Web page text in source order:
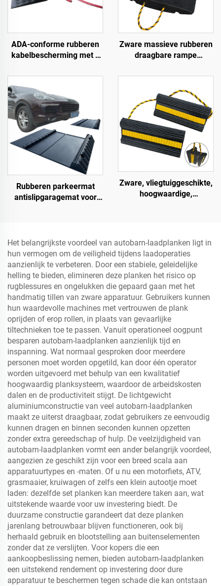
ADA-conforme rubberen
kabelbescherming met 5
rolstoeltoegankelijke
oprijplaat voor binnen- en
buitengebruik bij
evenementen
Zware massieve rubberen
draagbare rampe
toegangsweg product voor
betere toegang tot wegen
Rubberen parkeermat
antislipgaragemat voor
Zware, vliegtuiggeschikte,
hoogwaardige,
vliegtuigen, vrachtwagens,
camperwagens AWC01
Het belangrijkste voordeel van autobarn-laadplanken ligt in
hun vermogen om de veiligheid tijdens laadoperaties
aanzienlijk te verbeteren. Door een stabiele, geleidelijke
helling te bieden, elimineren deze planken het risico op
rugblessures en ongelukken die gepaard gaan met het
handmatig tillen van zware apparatuur. Gebruikers kunnen
hun waardevolle machines met vertrouwen de plank
oprijden of erop rollen, in plaats van gevaarlijke
tiltechnieken toe te passen. Vanuit operationeel oogpunt
besparen autobarn-laadplanken aanzienlijk tijd en
inspanning. Wat normaal gesproken door meerdere
personen moet worden opgetild, kan door één operator
worden uitgevoerd met behulp van een kwalitatief
hoogwaardig planksysteem, waardoor de arbeidskosten
dalen en de productiviteit stijgt. De lichtgewicht
aluminiumconstructie van veel autobarn-laadplanken
maakt ze uiterst draagbaar, zodat gebruikers ze eenvoudig
kunnen dragen en binnen seconden kunnen opzetten
zonder extra gereedschap of hulp. De veelzijdigheid van
autobarn-laadplanken vormt een ander belangrijk voordeel,
aangezien ze geschikt zijn voor een breed scala aan
apparatuurtypes en -maten. Of u nu een motorfiets, ATV,
grasmaaier, kruiwagen of zelfs een klein autootje moet
laden: dezelfde set planken kan meerdere taken aan, wat
uitstekende waarde voor uw investering biedt. De
duurzame constructie garandeert dat deze planken
jarenlang betrouwbaar blijven functioneren, ook bij
herhaald gebruik en blootstelling aan buitenselementen
zonder dat ze verslijten. Voor kopers die een
aankoopbeslissing nemen, bieden autobarn-laadplanken
een uitstekend rendement op investering door dure
apparatuur te beschermen tegen schade die kan ontstaan